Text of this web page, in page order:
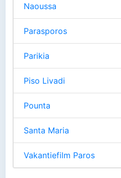
Naoussa
Parasporos
Parikia
Piso Livadi
Pounta
Santa Maria
Vakantiefilm Paros